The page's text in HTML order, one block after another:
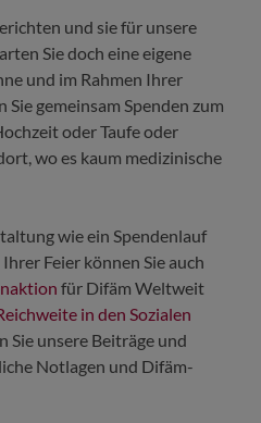
und sie für unsere
Sie doch eine eigene
und im Rahmen Ihrer
gemeinsam Spenden zum
oder Taufe oder
wo es kaum medizinische
wie ein Spendenlauf
Feier können Sie auch
für Difäm Weltweit
in den Sozialen
Sie unsere Beiträge und
Notlagen und Difäm-